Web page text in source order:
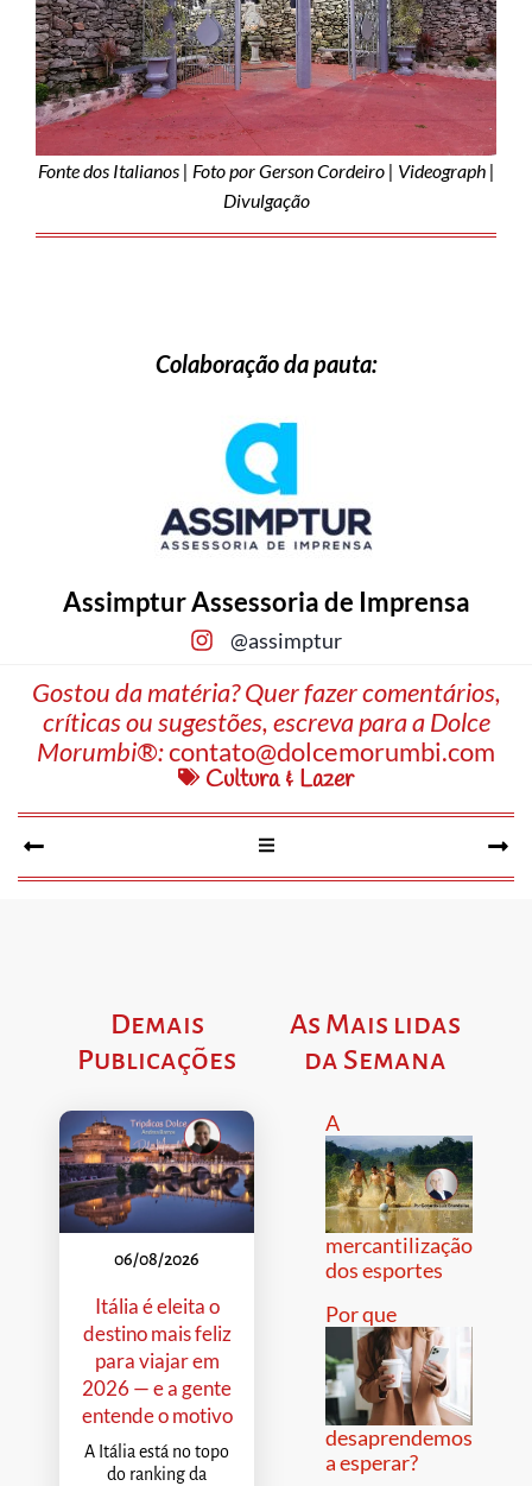
Fonte dos Italianos | Foto por Gerson Cordeiro | Videograph |
Divulgação
Colaboração da pauta:
Assimptur Assessoria de Imprensa
@assimptur
Gostou da matéria? Quer fazer comentários,
críticas ou sugestões, escreva para a Dolce
Morumbi®:contato@dolcemorumbi.com
Cultura & Lazer
Demais
Publicações
06/08/2026
Itália é eleita o
destino mais feliz
para viajar em
2026 — e a gente
entende o motivo
A Itália está no topo
do ranking da
As Mais lidas
da Semana
A
mercantilização
dos esportes
Por que
desaprendemos
a esperar?